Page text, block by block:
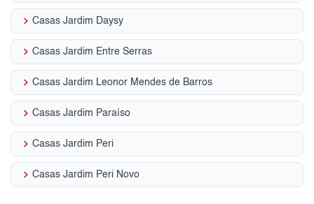
keyboard_arrow_right Casas Jardim Daysy
keyboard_arrow_right Casas Jardim Entre Serras
keyboard_arrow_right Casas Jardim Leonor Mendes de Barros
keyboard_arrow_right Casas Jardim Paraíso
keyboard_arrow_right Casas Jardim Peri
keyboard_arrow_right Casas Jardim Peri Novo